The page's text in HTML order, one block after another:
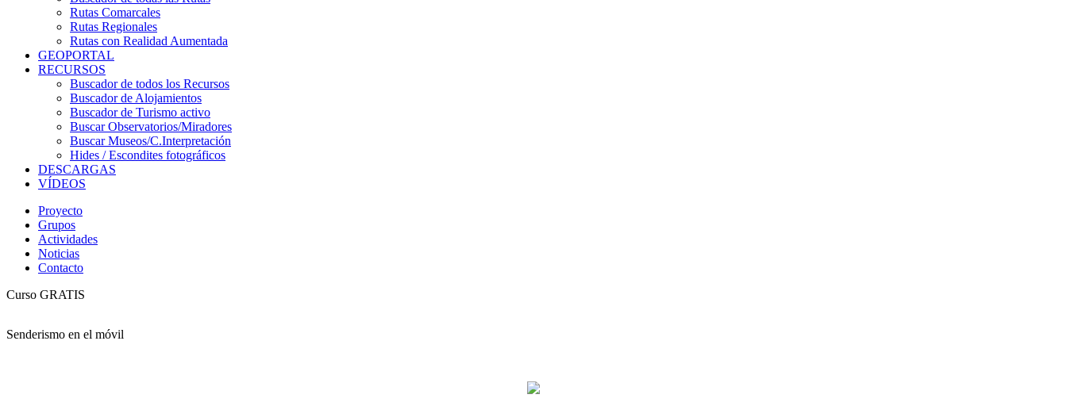
Rutas Comarcales
Rutas Regionales
Rutas con Realidad Aumentada
GEOPORTAL
RECURSOS
Buscador de todos los Recursos
Buscador de Alojamientos
Buscador de Turismo activo
Buscar Observatorios/Miradores
Buscar Museos/C.Interpretación
Hides / Escondites fotográficos
DESCARGAS
VÍDEOS
Proyecto
Grupos
Actividades
Noticias
Contacto
Curso GRATIS
Senderismo en el móvil